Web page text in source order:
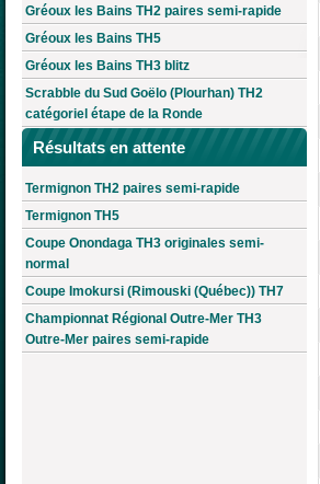
Gréoux les Bains TH2 paires semi-rapide
Gréoux les Bains TH5
Gréoux les Bains TH3 blitz
Scrabble du Sud Goëlo (Plourhan) TH2
catégoriel étape de la Ronde
Résultats en attente
Termignon TH2 paires semi-rapide
Termignon TH5
Coupe Onondaga TH3 originales semi-
normal
Coupe Imokursi (Rimouski (Québec)) TH7
Championnat Régional Outre-Mer TH3
Outre-Mer paires semi-rapide